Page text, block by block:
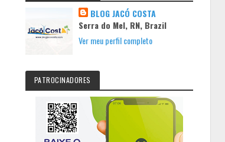
BLOG JACÓ COSTA
Serra do Mel, RN, Brazil
Ver meu perfil completo
PATROCINADORES